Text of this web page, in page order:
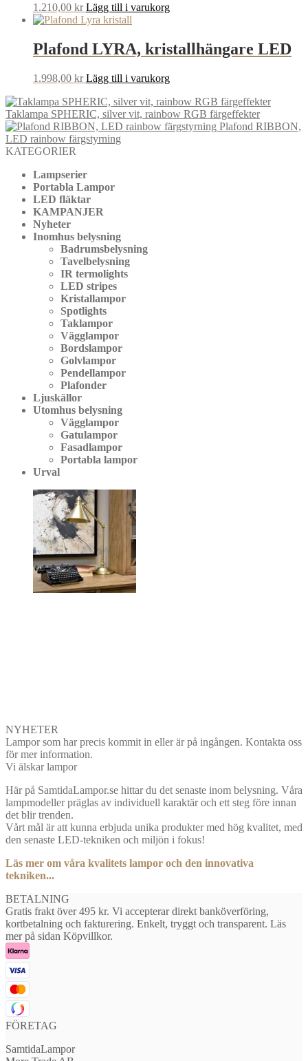
1.210,00 kr Lägg till i varukorg
Plafond LYRA, kristallhängare LED
1.998,00 kr Lägg till i varukorg
Taklampa SPHERIC, silver vit, rainbow RGB färgeffekter
Plafond RIBBON,
LED rainbow färgstyrning
KATEGORIER
Lampserier
Portabla Lampor
LED fläktar
KAMPANJER
Nyheter
Inomhus belysning
Badrumsbelysning
Tavelbelysning
IR termolights
LED stripes
Kristallampor
Spotlights
Taklampor
Vägglampor
Bordslampor
Golvlampor
Pendellampor
Plafonder
Ljuskällor
Utomhus belysning
Vägglampor
Gatulampor
Fasadlampor
Portabla lampor
Urval
NYHETER
Lampor som har precis kommit in eller är på ingången. Kontakta oss
för mer information.
Vi älskar lampor
Här på SamtidaLampor.se hittar du det senaste inom belysning. Våra
lampmodeller präglas av individuell karaktär och ett steg före innan
det blir trenden.
Vårt mål är att kunna erbjuda unika produkter med hög kvalitet, med
den senaste LED-tekniken och miljön i fokus!
Läs mer om våra kvalitets lampor och den innovativa
tekniken...
BETALNING
Gratis frakt över 495 kr. Vi accepterar direkt banköverföring,
kortbetalning och fakturering. Enkelt, tryggt och transparent. Läs
mer på sidan Köpvillkor.
FÖRETAG
SamtidaLampor